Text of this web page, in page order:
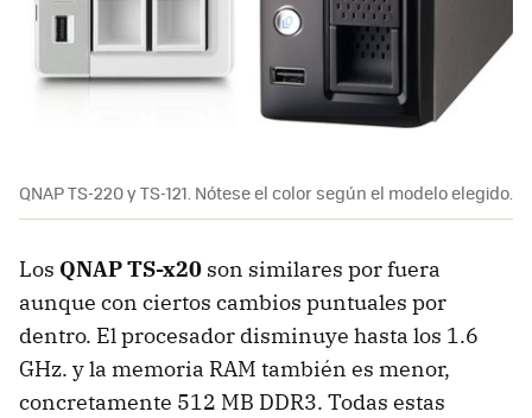
QNAP TS-220 y TS-121. Nótese el color según el modelo elegido.
Los QNAP TS-x20 son similares por fuera
aunque con ciertos cambios puntuales por
dentro. El procesador disminuye hasta los 1.6
GHz. y la memoria RAM también es menor,
concretamente 512 MB DDR3. Todas estas